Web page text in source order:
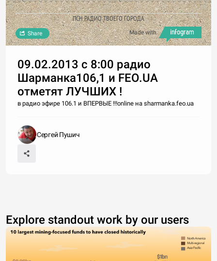
ПСН РАДИО ТВОЕГО ГОРОДА
Made with
Share
09.02.2013 c 8:00 радио
Шарманка106,1 и FEO.UA
отметят ЛУЧШИХ !
в радио эфире 106.1 и ВПЕРВЫЕ !!!online на sharmanka.feo.ua
Сергей Пушич
Explore standout work by our users